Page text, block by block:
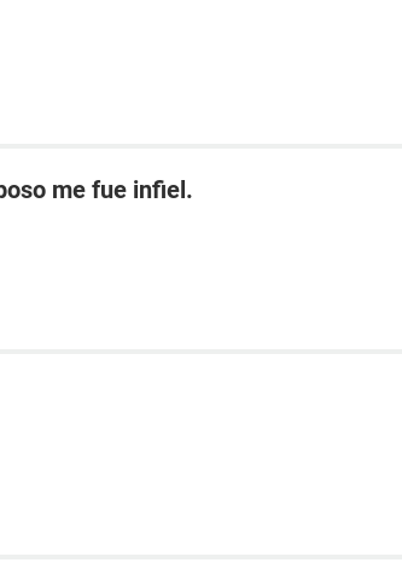
me fue infiel.